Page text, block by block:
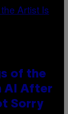
of the
AI After
Sorry